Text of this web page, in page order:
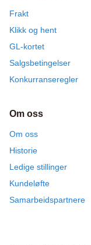
Frakt
Klikk og hent
GL-kortet
Salgsbetingelser
Konkurranseregler
Om oss
Om oss
Historie
Ledige stillinger
Kundeløfte
Samarbeidspartnere